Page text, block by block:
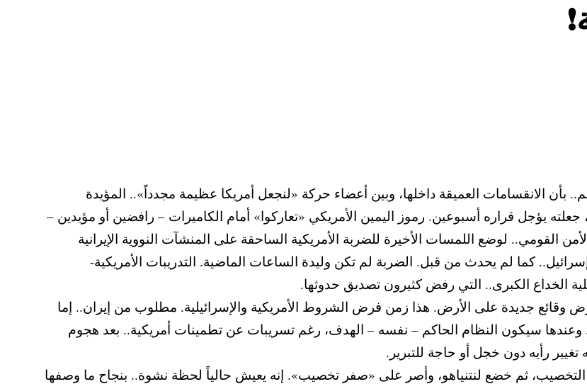
بأن الانقسامات العميقة داخلها، وبين أعضاء حركة «لنجعل أمريكا عظيمة مجدداً».. المؤيدة
يؤجل قراره أسبوعين. رموز اليمين الأمريكي «تعاركوا» أمام الكاميرات – رافضين أو مؤيدين –
القومي.. لوضع اللمسات الأخيرة للضربة الأمريكية الساحقة على المنشآت النووية الإيرانية
كما لم يحدث من قبل. الضربة لم تكن وليدة الساعات الماضية. التدريبات الأمريكية-
الخداع الكبرى.. التي رفض كثيرون تصديق حدوثها.
وقائع جديدة على الأرض. هذا زمن فرض الشروط الأمريكية والإسرائيلية. مطلوب من إيران.. إما
وعندها سيكون النظام الحاكم – نفسه – الهدف، رغم تسريبات عن تطمينات أمريكية.. بعد هجوم
رأيه دون خجل أو حاجة للتبرير.
ثم خضع لنتنياهو، وأصر على «صفر تخصيب». إنه يعيش حالياً لحظة نشوة.. بنجاح ما وصفها